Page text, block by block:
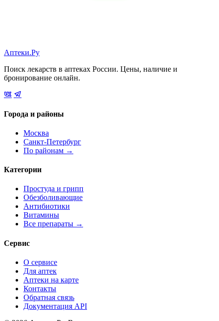
Аптеки.Ру
Поиск лекарств в аптеках России. Цены, наличие и
бронирование онлайн.
Города и районы
Москва
Санкт-Петербург
По районам →
Категории
Простуда и грипп
Обезболивающие
Антибиотики
Витамины
Все препараты →
Сервис
О сервисе
Для аптек
Аптеки на карте
Контакты
Обратная связь
Документация API